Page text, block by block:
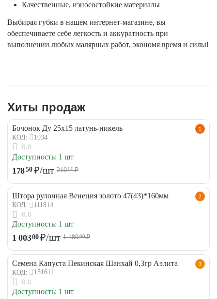
Качественные, износостойкие материалы
Выбирая губки в нашем интернет-магазине, вы
обеспечиваете себе легкость и аккуратность при
выполнении любых малярных работ, экономя время и силы!
Хиты продаж
1
Бочонок Ду 25х15 латунь-никель
КОД: 1034
0.0
Доступность: 1 шт
17850 ₽/шт 210 00 ₽
2
Штора рулонная Венеция золото 47(43)*160мм
КОД: 111814
0.0
Доступность: 1 шт
1 00300 ₽/шт 1 18000₽
3
Семена Капуста Пекинская Шанхай 0,3гр Аэлита
КОД: 151611
0.0
Доступность: 1 шт